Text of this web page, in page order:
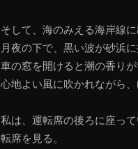
そして、海のみえる海岸線
月夜の下で、黒い波が砂浜
車の窓を開けると潮の香り
心地よい風に吹かれながら
私は、運転席の後ろに座っ
転席を見る。